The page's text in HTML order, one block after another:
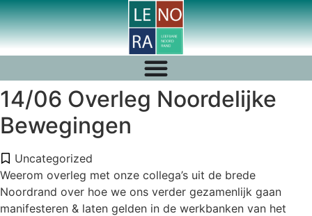
14/06 Overleg Noordelijke
Bewegingen
Uncategorized
Weerom overleg met onze collega’s uit de brede
Noordrand over hoe we ons verder gezamenlijk gaan
manifesteren & laten gelden in de werkbanken van het